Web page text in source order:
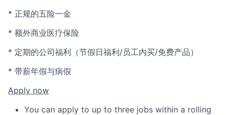
* 正规的五险一金
* 额外商业医疗保险
* 定期的公司福利（节假日福利/员工内买/免费产品）
* 带薪年假与病假
Apply now
You can apply to up to three jobs within a rolling